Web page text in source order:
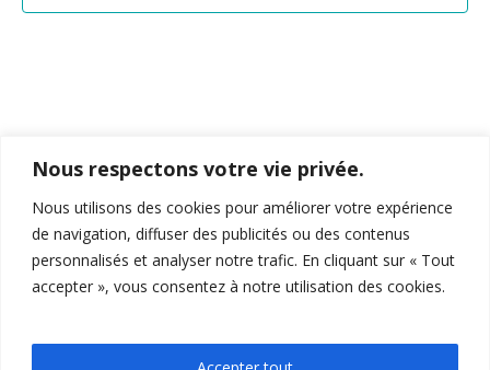
Nous respectons votre vie privée.
Nous utilisons des cookies pour améliorer votre expérience
de navigation, diffuser des publicités ou des contenus
personnalisés et analyser notre trafic. En cliquant sur « Tout
accepter », vous consentez à notre utilisation des cookies.
15-19 Allée Claude Forbin,13627, Aix-en-Provence
feg-miage-aix@univ-amu.fr